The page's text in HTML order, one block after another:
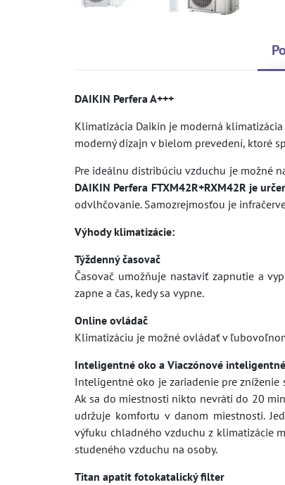
DAIKIN Perfera A+++
Klimatizácia Daikin je moderná
moderný dizajn v bielom prevedení, ktoré
Pre ideálnu distribúciu vzduchu je možné
DAIKIN Perfera FTXM42R+RXM42R je
odvlhčovanie. Samozrejmosťou je
Výhody klimatizácie:
Týždenný časovač
Časovač umožňuje nastaviť zapnutie a
zapne a čas, kedy sa vypne.
Online ovládač
Klimatizáciu je možné ovládať v
Inteligentné oko a Viaczónové
Inteligentné oko je zariadenie pre
Ak sa do miestnosti nikto nevráti do 20
udržuje komfortu v danom miestnosti.
výfuku chladného vzduchu z klimatizácie
studeného vzduchu na osoby.
Titan apatit fotokatalický filter